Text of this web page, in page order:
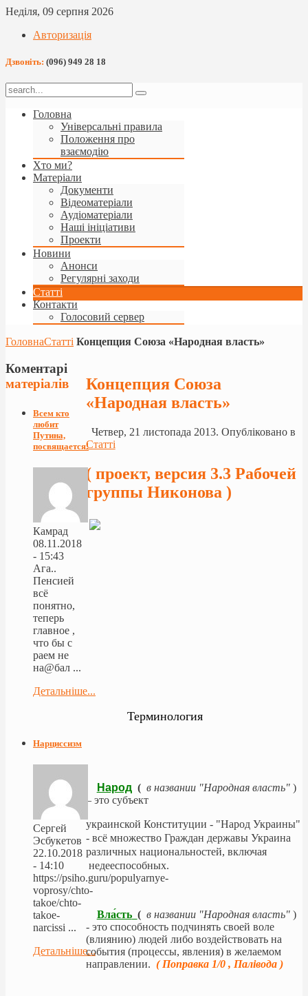
Неділя, 09 серпня 2026
Авторизація
Дзвоніть: (096) 949 28 18
Головна
Універсальні правила
Положення про
взаємодію
Хто ми?
Матеріали
Документи
Відеоматеріали
Аудіоматеріали
Наші ініціативи
Проекти
Новини
Анонси
Регулярні заходи
Статті
Контакти
Голосовий сервер
ГоловнаСтатті Концепция Союза «Народная власть»
Концепция Союза
«Народная власть»
Четвер, 21 листопада 2013. Опубліковано в
Статті
( проект, версия 3.3 Рабочей
группы Никонова )
Терминология
Народ ( в названии "Народная власть")
– это субъект
украинской Конституции - "Народ Украины"
- всё множество Граждан державы Украина
различных национальностей, включая
недееспособных.
Вла́сть ( в названии "Народная власть")
- это способность подчинять своей воле
(влиянию) людей либо воздействовать на
события (процессы, явления) в желаемом
направлении. ( Поправка 1/0 , Палівода )
Коментарі
матеріалів
Всем кто
любит
Путина,
посвящается!
Камрад
08.11.2018
- 15:43
Ага..
Пенсией
всё
понятно,
теперь
главное ,
что бы с
раем не
на@бал ...
Детальніше...
Нарциссизм
Сергей
Эсбукетов
22.10.2018
- 14:10
https://psiho.guru/populyarnye-
voprosy/chto-
takoe/chto-
takoe-
narcissi ...
Детальніше...